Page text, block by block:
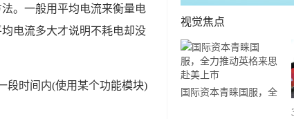
。一般用平均电流来衡量电
电流多大才说明不耗电却没
段时间内(使用某个功能模块)
视觉焦点
国际资本青睐国服，全